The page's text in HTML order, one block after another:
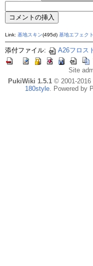
Link: 基地スキン(495d) 基地エフェク
添付ファイル: A26フロス
Site
PukiWiki 1.5.1© 2001-2016
180style . Powered by